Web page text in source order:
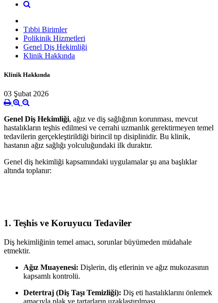
Tıbbi Birimler
Polikinik Hizmetleri
Genel Diş Hekimliği
Klinik Hakkında
Klinik Hakkında
03 Şubat 2026
Genel Diş Hekimliği, ağız ve diş sağlığının korunması, mevcut
hastalıkların teşhis edilmesi ve cerrahi uzmanlık gerektirmeyen temel
tedavilerin gerçekleştirildiği birincil tıp disiplinidir. Bu klinik,
hastanın ağız sağlığı yolculuğundaki ilk duraktır.
Genel diş hekimliği kapsamındaki uygulamalar şu ana başlıklar
altında toplanır:
1. Teşhis ve Koruyucu Tedaviler
Diş hekimliğinin temel amacı, sorunlar büyümeden müdahale
etmektir.
Ağız Muayenesi: Dişlerin, diş etlerinin ve ağız mukozasının
kapsamlı kontrolü.
Detertraj (Diş Taşı Temizliği): Diş eti hastalıklarını önlemek
amacıyla plak ve tartarların uzaklaştırılması.